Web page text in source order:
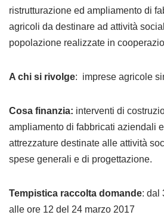
ristrutturazione ed ampliamento di
agricoli da destinare ad attività
popolazione realizzate in
A chi si rivolge: imprese agricole
Cosa finanzia: interventi di
ampliamento di fabbricati aziendali
attrezzature destinate alle attività
spese generali e di progettazione.
Tempistica raccolta domande: dal
alle ore 12 del 24 marzo 2017